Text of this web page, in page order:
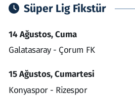
Süper Lig Fikstür
14 Ağustos, Cuma
Galatasaray - Çorum FK
15 Ağustos, Cumartesi
Konyaspor - Rizespor